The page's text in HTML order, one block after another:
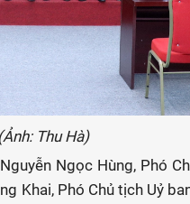
Thu Hà)
Ngọc Hùng, Phó
Khai, Phó Chủ tịch Uỷ